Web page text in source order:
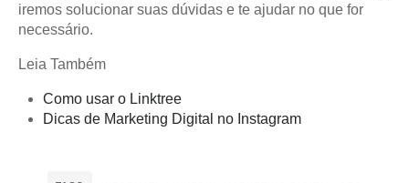
iremos solucionar suas dúvidas e te ajudar no que for
necessário.
Leia Também
Como usar o Linktree
Dicas de Marketing Digital no Instagram